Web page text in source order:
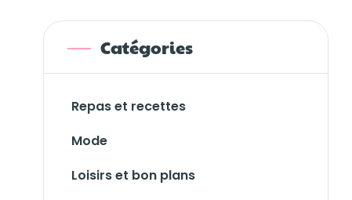
Catégories
Repas et recettes
Mode
Loisirs et bon plans